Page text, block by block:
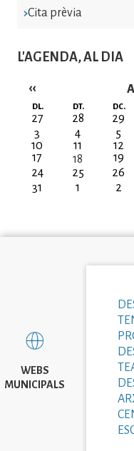
Cita prèvia
L'AGENDA, AL DIA
Paginació
‹‹
DL. DT. DC.
27 28 29
3
4 5
10
11 12
17
18 19
24
25 26
31
1 2
WEBS
MUNICIPALS